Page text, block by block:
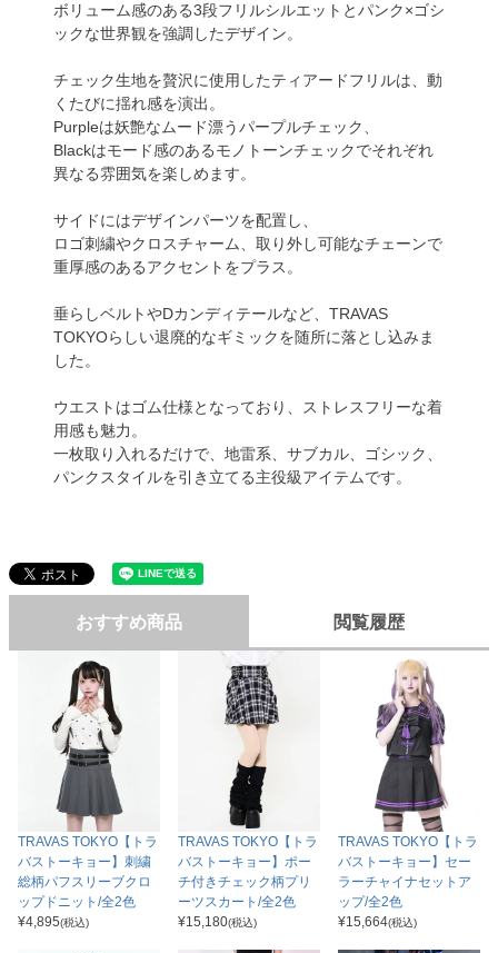
ボリューム感のある3段フリルシルエットとパンク×ゴシ
ックな世界観を強調したデザイン。
チェック生地を贅沢に使用したティアードフリルは、動
くたびに揺れ感を演出。
Purpleは妖艶なムード漂うパープルチェック、
Blackはモード感のあるモノトーンチェックでそれぞれ
異なる雰囲気を楽しめます。
サイドにはデザインパーツを配置し、
ロゴ刺繍やクロスチャーム、取り外し可能なチェーンで
重厚感のあるアクセントをプラス。
垂らしベルトやDカンディテールなど、TRAVAS
TOKYOらしい退廃的なギミックを随所に落とし込みま
した。
ウエストはゴム仕様となっており、ストレスフリーな着
用感も魅力。
一枚取り入れるだけで、地雷系、サブカル、ゴシック、
パンクスタイルを引き立てる主役級アイテムです。
おすすめ商品 閲覧履歴
TRAVAS TOKYO【トラ
バストーキョー】刺繍
総柄パフスリーブクロ
ップドニット/全2色
¥4,895(税込)
TRAVAS TOKYO【トラ
バストーキョー】ポー
チ付きチェック柄プリ
ーツスカート/全2色
¥15,180(税込)
TRAVAS TOKYO【トラ
バストーキョー】セー
ラーチャイナセットア
ップ/全2色
¥15,664(税込)